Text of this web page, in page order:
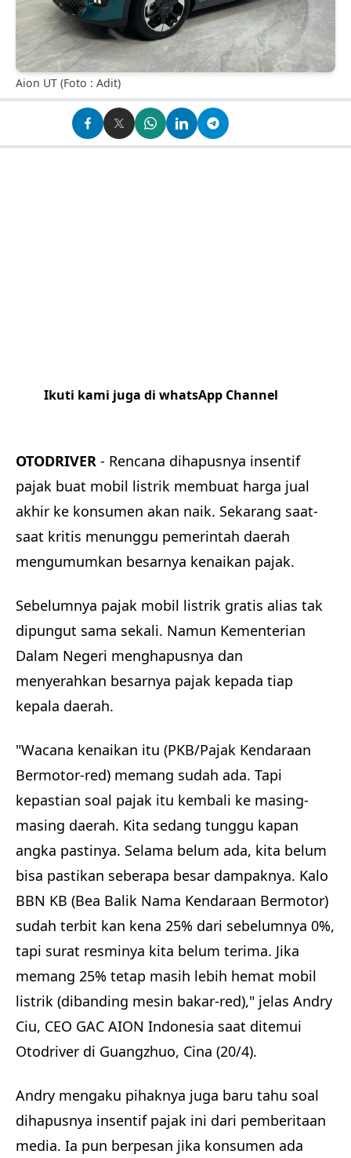
Aion UT (Foto : Adit)
Ikuti kami juga di whatsApp Channel
OTODRIVER - Rencana dihapusnya insentif
pajak buat mobil listrik membuat harga jual
akhir ke konsumen akan naik. Sekarang saat-
saat kritis menunggu pemerintah daerah
mengumumkan besarnya kenaikan pajak.
Sebelumnya pajak mobil listrik gratis alias tak
dipungut sama sekali. Namun Kementerian
Dalam Negeri menghapusnya dan
menyerahkan besarnya pajak kepada tiap
kepala daerah.
"Wacana kenaikan itu (PKB/Pajak Kendaraan
Bermotor-red) memang sudah ada. Tapi
kepastian soal pajak itu kembali ke masing-
masing daerah. Kita sedang tunggu kapan
angka pastinya. Selama belum ada, kita belum
bisa pastikan seberapa besar dampaknya. Kalo
BBN KB (Bea Balik Nama Kendaraan Bermotor)
sudah terbit kan kena 25% dari sebelumnya 0%,
tapi surat resminya kita belum terima. Jika
memang 25% tetap masih lebih hemat mobil
listrik (dibanding mesin bakar-red)," jelas Andry
Ciu, CEO GAC AION Indonesia saat ditemui
Otodriver di Guangzhuo, Cina (20/4).
Andry mengaku pihaknya juga baru tahu soal
dihapusnya insentif pajak ini dari pemberitaan
media. Ia pun berpesan jika konsumen ada